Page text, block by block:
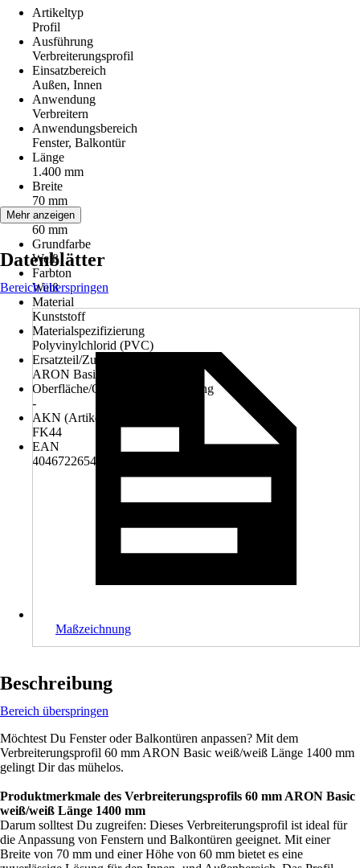
Artikeltyp
Profil
Ausführung
Verbreiterungsprofil
Einsatzbereich
Außen, Innen
Anwendung
Verbreitern
Anwendungsbereich
Fenster, Balkontür
Länge
1.400 mm
Breite
70 mm
Höhe
60 mm
Grundfarbe
Weiß
Farbton
Weiß
Material
Kunststoff
Materialspezifizierung
Polyvinylchlorid (PVC)
Ersatzteil/Zubehör für Modell
ARON Basic
Oberfläche/Oberflächenbehandlung
-
AKN (Artikelkurznummer)
FK44
EAN
4046722654530
Mehr anzeigen
Datenblätter
Bereich überspringen
Maßzeichnung
Beschreibung
Bereich überspringen
Möchtest Du Fenster oder Balkontüren anpassen? Mit dem
Verbreiterungsprofil 60 mm ARON Basic weiß/weiß Länge 1400 mm
gelingt Dir das mühelos.
Produktmerkmale des Verbreiterungsprofils 60 mm ARON Basic
weiß/weiß Länge 1400 mm
Darum solltest Du zugreifen: Dieses Verbreiterungsprofil ist ideal für
die Anpassung von Fenstern und Balkontüren geeignet. Mit einer
Breite von 70 mm und einer Höhe von 60 mm bietet es eine